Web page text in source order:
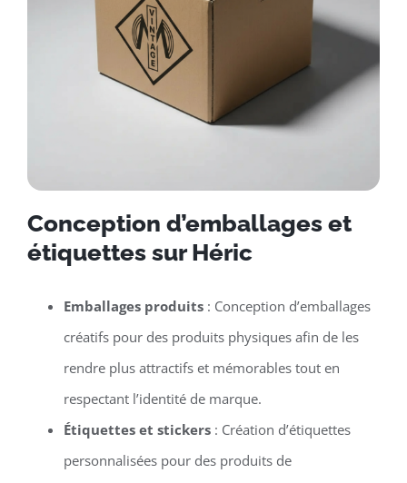
Conception d’emballages et
étiquettes sur Héric
Emballages produits: Conception d’emballages
créatifs pour des produits physiques afin de les
rendre plus attractifs et mémorables tout en
respectant l’identité de marque.
Étiquettes et stickers: Création d’étiquettes
personnalisées pour des produits de